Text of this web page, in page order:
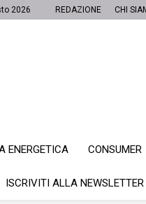
2026 REDAZIONE CHI
ENERGETICA CONSUMER
ISCRIVITI ALLA NEWSLETTER